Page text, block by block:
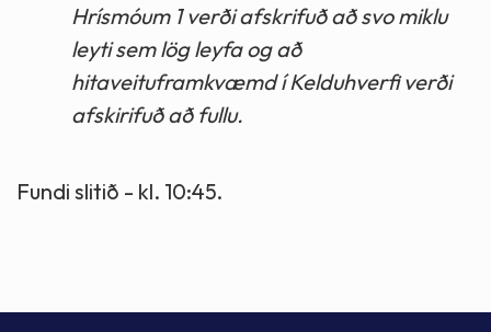
Hrísmóum 1 verði afskrifuð að svo miklu
leyti sem lög leyfa og að
hitaveituframkvæmd í Kelduhverfi verði
afskirifuð að fullu.
Fundi slitið - kl. 10:45.